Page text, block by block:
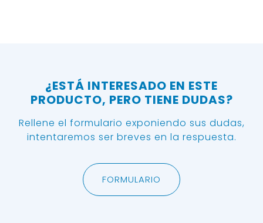
¿ESTÁ INTERESADO EN ESTE
PRODUCTO, PERO TIENE DUDAS?
Rellene el formulario exponiendo sus dudas,
intentaremos ser breves en la respuesta.
FORMULARIO